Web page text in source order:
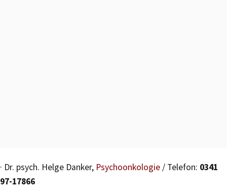
· Dr. psych. Helge Danker, Psychoonkologie / Telefon: 0341
97-17866